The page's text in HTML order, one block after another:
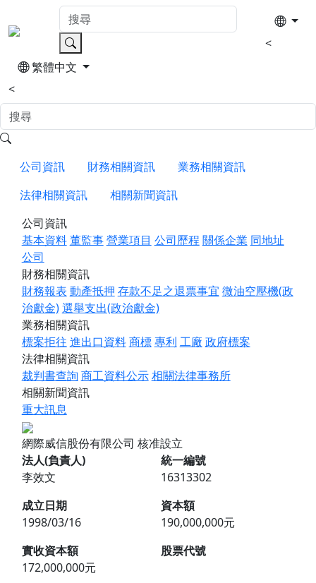
<
繁體中文
<
公司資訊 財務相關資訊
業務相關資訊
法律相關資訊
相關新聞資訊
公司資訊
基本資料董監事營業項目 公司歷程 關係企業 同地址
公司
財務相關資訊
財務報表 動產抵押 存款不足之退票事宜 微油空壓機(政
治獻金)選舉支出(政治獻金)
業務相關資訊
標案拒往 進出口資料商標專利 工廠 政府標案
法律相關資訊
裁判書查詢 商工資料公示相關法律事務所
相關新聞資訊
重大訊息
網際威信股份有限公司 核准設立
法人(負責人)
李效文
統一編號
16313302
成立日期
1998/03/16
資本額
190,000,000元
實收資本額
172,000,000元
股票代號